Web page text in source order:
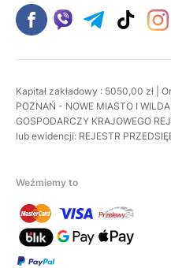
Kapitał zakładowy : 5050,00 zł |
POZNAŃ - NOWE MIASTO I
GOSPODARCZY KRAJOWEGO
lub ewidencji: REJESTR
Weźmiemy to